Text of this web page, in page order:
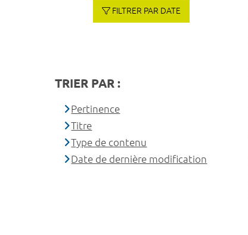
FILTRER PAR DATE
TRIER PAR :
Pertinence
Titre
Type de contenu
Date de dernière modification